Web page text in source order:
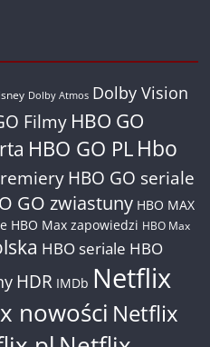
Dolby Atmos Dolby Vision
Filmy HBO GO
HBO GO PL Hbo
HBO GO seriale
GO zwiastuny HBO MAX
HBO Max zapowiedzi HBO Max
HBO seriale HBO
HDR IMDb Netflix
nowości Netflix